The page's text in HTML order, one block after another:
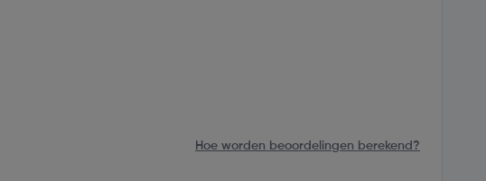
Hoe worden beoordelingen berekend?